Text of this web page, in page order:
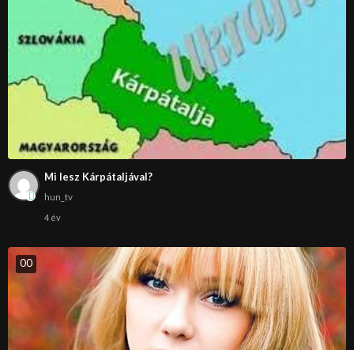
Mi lesz Kárpátaljával?
hun_tv
4 év
00